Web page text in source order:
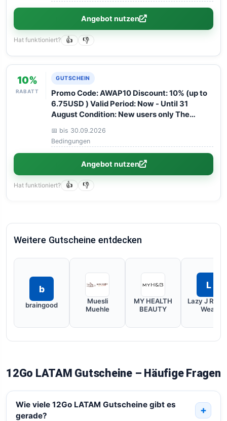
Angebot nutzen
Hat funktioniert? 👍 👎
10%
RABATT
GUTSCHEIN
Promo Code: AWAP10 Discount: 10% (up to
6.75USD ) Valid Period: Now - Until 31
August Condition: New users only The
from 12GO :)
📅 bis 30.09.2026
Bedingungen
Angebot nutzen
Hat funktioniert? 👍 👎
Weitere Gutscheine entdecken
b
braingood
Muesli
Muehle
MY HEALTH
BEAUTY
L
Lazy J
Wear
12Go LATAM Gutscheine – Häufige Fragen
Wie viele 12Go LATAM Gutscheine gibt es
gerade?